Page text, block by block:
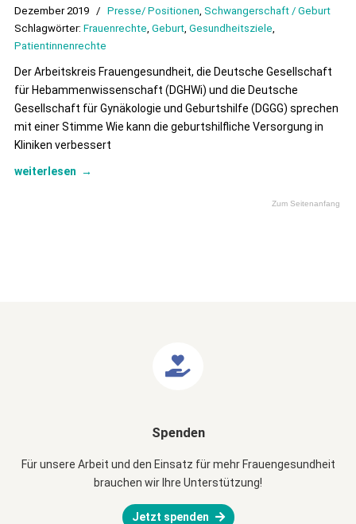
Dezember 2019 / Presse/ Positionen, Schwangerschaft / Geburt
Schlagwörter: Frauenrechte, Geburt, Gesundheitsziele,
Patientinnenrechte
Der Arbeitskreis Frauengesundheit, die Deutsche Gesellschaft
für Hebammenwissenschaft (DGHWi) und die Deutsche
Gesellschaft für Gynäkologie und Geburtshilfe (DGGG) sprechen
mit einer Stimme Wie kann die geburtshilfliche Versorgung in
Kliniken verbessert
weiterlesen →
Zum Seitenanfang
Spenden
Für unsere Arbeit und den Einsatz für mehr Frauengesundheit
brauchen wir Ihre Unterstützung!
Jetzt spenden